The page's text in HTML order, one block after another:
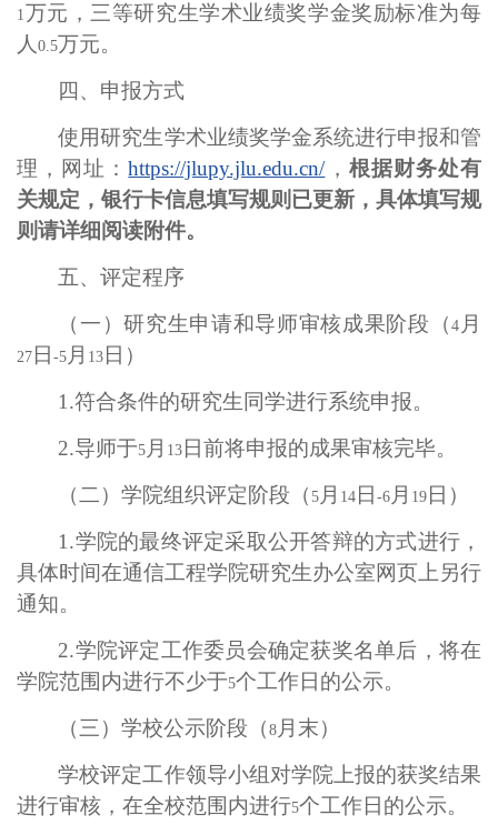
1万元，三等研究生学术业绩奖学金奖励标准为每
人 0.5万元。
四、申报方式
使用研究生学术业绩奖学金系统进行申报和管
理，网址：https://jlupy.jlu.edu.cn/， 根据财务处有
关规定，银行卡信息填写规则已更新，具体填写规
则请详细阅读附件。
五、评定程序
（一）研究生申请和导师审核成果阶段（4 月
27 日 -5 月 13 日）
1.符合条件的研究生同学进行系统申报。
2.导师于5 月 13 日前将申报的成果审核完毕。
（二）学院组织评定阶段（5 月 14 日-6 月 19 日）
1.学院的最终评定采取公开答辩的方式进行，
具体时间在通信工程学院研究生办公室网页上另行
通知。
2.学院评定工作委员会确定获奖名单后，将在
学院范围内进行不少于5个工作日的公示。
（三）学校公示阶段（8 月末）
学校评定工作领导小组对学院上报的获奖结果
进行审核，在全校范围内进行5个工作日的公示。